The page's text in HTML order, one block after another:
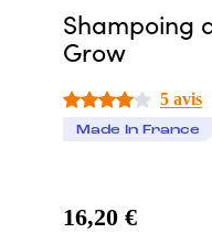
Shampoing
Grow
5 avis
Made In France
16,20 €